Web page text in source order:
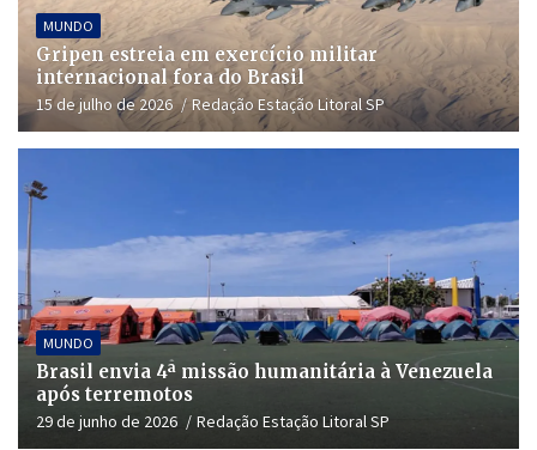
MUNDO
Gripen estreia em exercício militar
internacional fora do Brasil
15 de julho de 2026 Redação Estação Litoral SP
MUNDO
Brasil envia 4ª missão humanitária à Venezuela
após terremotos
29 de junho de 2026 Redação Estação Litoral SP